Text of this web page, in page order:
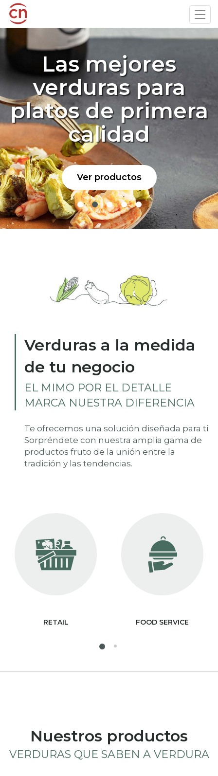
Pasar
contenido
principal
Las mejores
verduras para
platos de primera
calidad
Ver productos
Verduras a la medida
de tu negocio
EL MIMO POR EL DETALLE
MARCA NUESTRA DIFERENCIA
Te ofrecemos una solución diseñada para ti.
Sorpréndete con nuestra amplia gama de
productos fruto de la unión entre la
tradición y las tendencias.
RETAIL FOOD SERVICE
Nuestros productos
VERDURAS QUE SABEN A VERDURA